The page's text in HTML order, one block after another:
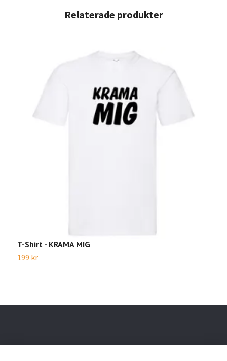
T-Shirt - KRAMA MIG
199 kr